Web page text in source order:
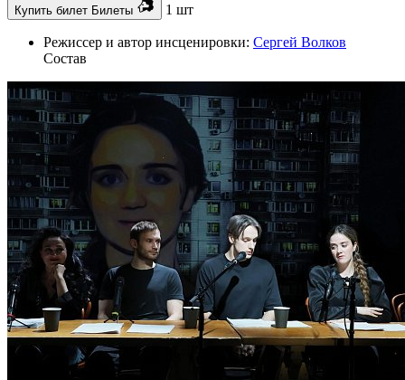
Купить билет Билеты 1 шт
Режиссер и автор инсценировки: Сергей Волков
Состав